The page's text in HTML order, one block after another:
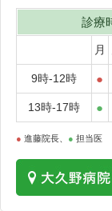
診療
月
9時-12時 ●
13時-17時 ●
● 進藤院長、 ● 担当医